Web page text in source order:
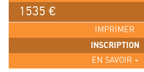
1535 €
IMPRIMER
INSCRIPTION
EN SAVOIR +